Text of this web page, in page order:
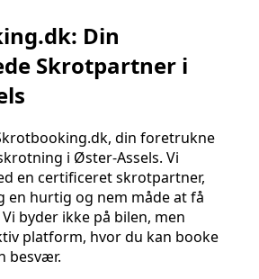
Din
Skrotpartner i
din foretrukne
i Øster-Assels. Vi
en certificeret skrotpartner,
en hurtig og nem måde at få
byder ikke på bilen, men
platform, hvor du kan booke
besvær.